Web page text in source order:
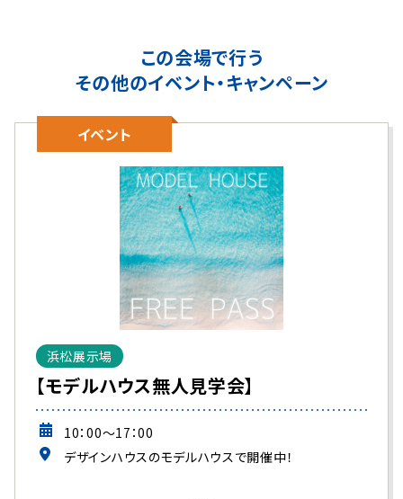
この会場で行う
その他のイベント・キャンペーン
イベント
浜松展示場
【モデルハウス無人見学会】
10：00～17：00
デザインハウスのモデルハウスで開催中！